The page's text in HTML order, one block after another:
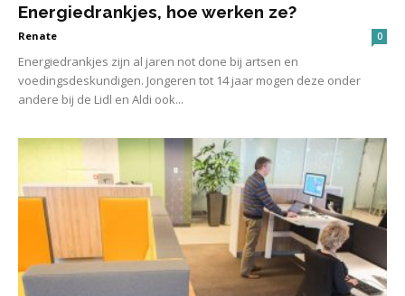
Energiedrankjes, hoe werken ze?
Renate 0
Energiedrankjes zijn al jaren not done bij artsen en
voedingsdeskundigen. Jongeren tot 14 jaar mogen deze onder
andere bij de Lidl en Aldi ook...